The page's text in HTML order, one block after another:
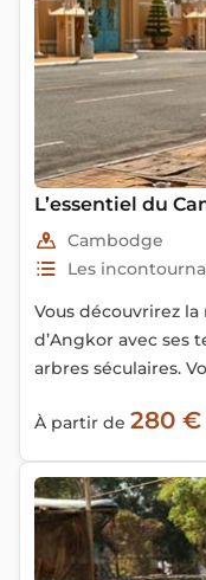
L’essentiel du
Cambodge
Les
Vous découvrirez
d’Angkor avec ses
arbres séculaires.
Tonlé Sap, en
maisons sur pilotis.
À partir de 280 €